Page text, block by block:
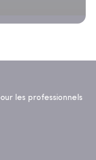
les professionnels